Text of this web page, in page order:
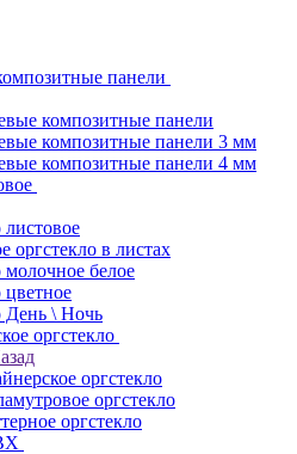
панели
композитные панели
композитные панели 3 мм
композитные панели 4 мм
оргстекло в листах
молочное белое
цветное
День \ Ночь
оргстекло
оргстекло
оргстекло
оргстекло